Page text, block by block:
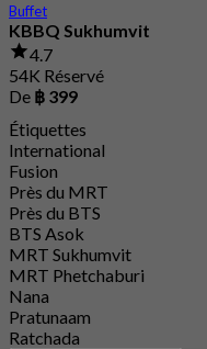
Buffet
KBBQ Sukhumvit
4.7
54K Réservé
De ฿ 399
Étiquettes
International
Fusion
Près du MRT
Près du BTS
BTS Asok
MRT Sukhumvit
MRT Phetchaburi
Nana
Pratunaam
Ratchada